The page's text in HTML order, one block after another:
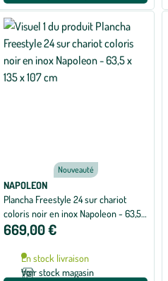
Nouveauté
NAPOLEON
Plancha Freestyle 24 sur chariot
coloris noir en inox Napoleon - 63,5 x
135 x 107 cm
669,00 €
En stock livraison
Voir stock magasin